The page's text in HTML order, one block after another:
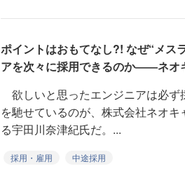
ポイントはおもてなし?! なぜ“メス
アを次々に採用できるのか――ネオ
欲しいと思ったエンジニアは必
を馳せているのが、株式会社ネオ
る宇田川奈津紀氏だ。...
採用・雇用 中途採用